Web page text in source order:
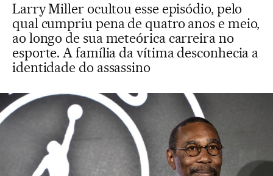
Larry Miller ocultou esse episódio, pelo
qual cumpriu pena de quatro anos e meio,
ao longo de sua meteórica carreira no
esporte. A família da vítima desconhecia a
identidade do assassino